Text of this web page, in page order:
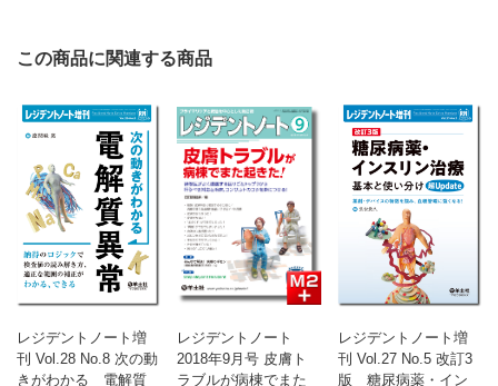
この商品に関連する商品
レジデントノート増
刊 Vol.28 No.8 次の動
きがわかる 電解質
レジデントノート
2018年9月号 皮膚ト
ラブルが病棟でまた
レジデントノート増
刊 Vol.27 No.5 改訂3
版 糖尿病薬・イン